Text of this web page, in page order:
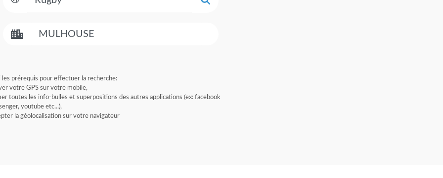
les prérequis pour effectuer la recherche:
votre GPS sur votre mobile,
toutes les info-bulles et superpositions des autres applications (ex: facebook
youtube etc...),
la géolocalisation sur votre navigateur